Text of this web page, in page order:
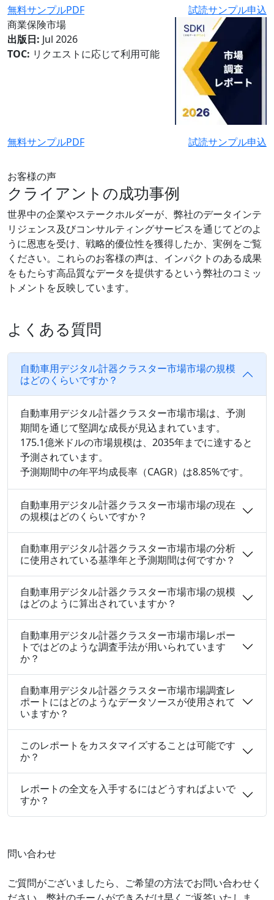
無料サンプルPDF
試読サンプル申込
商業保険市場
出版日: Jul 2026
TOC: リクエストに応じて利用可能
無料サンプルPDF 試読サンプル申込
お客様の声
クライアントの成功事例
世界中の企業やステークホルダーが、弊社のデータインテ
リジェンス及びコンサルティングサービスを通じてどのよ
うに恩恵を受け、戦略的優位性を獲得したか、実例をご覧
ください。これらのお客様の声は、インパクトのある成果
をもたらす高品質なデータを提供するという弊社のコミッ
トメントを反映しています。
よくある質問
自動車用デジタル計器クラスター市場市場の規模
はどのくらいですか？
自動車用デジタル計器クラスター市場市場は、予測
期間を通じて堅調な成長が見込まれています。
175.1億米ドルの市場規模は、2035年までに達すると
予測されています。
予測期間中の年平均成長率（CAGR）は8.85%です。
自動車用デジタル計器クラスター市場市場の現在
の規模はどのくらいですか？
自動車用デジタル計器クラスター市場市場の分析
に使用されている基準年と予測期間は何ですか？
自動車用デジタル計器クラスター市場市場の規模
はどのように算出されていますか？
自動車用デジタル計器クラスター市場市場レポー
トではどのような調査手法が用いられています
か？
自動車用デジタル計器クラスター市場市場調査レ
ポートにはどのようなデータソースが使用されて
いますか？
このレポートをカスタマイズすることは可能です
か？
レポートの全文を入手するにはどうすればよいで
すか？
問い合わせ
ご質問がございましたら、ご希望の方法でお問い合わせく